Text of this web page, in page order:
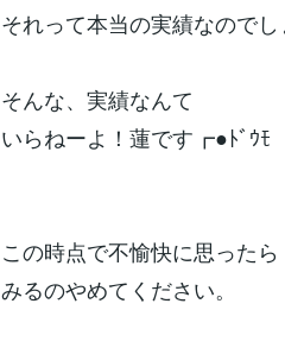
それって本当の実績なのでし
そんな、実績なんて
いらねーよ！蓮です┏●ﾄﾞｳﾓ
この時点で不愉快に思ったら
みるのやめてください。